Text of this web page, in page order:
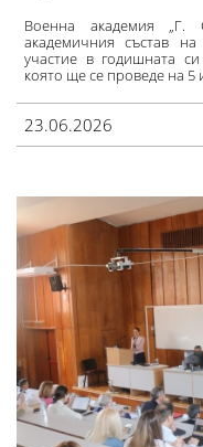
Военна академия „Г.
академичния състав
участие в годишната
която ще се проведе на 5
23.06.2026